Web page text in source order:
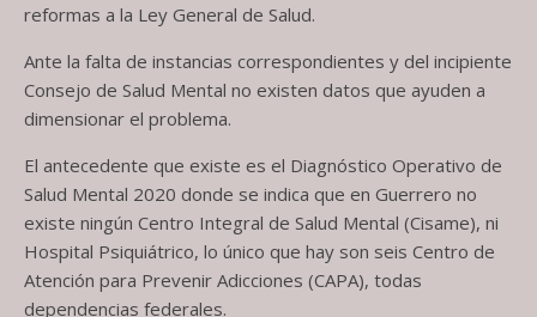
reformas a la Ley General de Salud.
Ante la falta de instancias correspondientes y del incipiente
Consejo de Salud Mental no existen datos que ayuden a
dimensionar el problema.
El antecedente que existe es el Diagnóstico Operativo de
Salud Mental 2020 donde se indica que en Guerrero no
existe ningún Centro Integral de Salud Mental (Cisame), ni
Hospital Psiquiátrico, lo único que hay son seis Centro de
Atención para Prevenir Adicciones (CAPA), todas
dependencias federales.